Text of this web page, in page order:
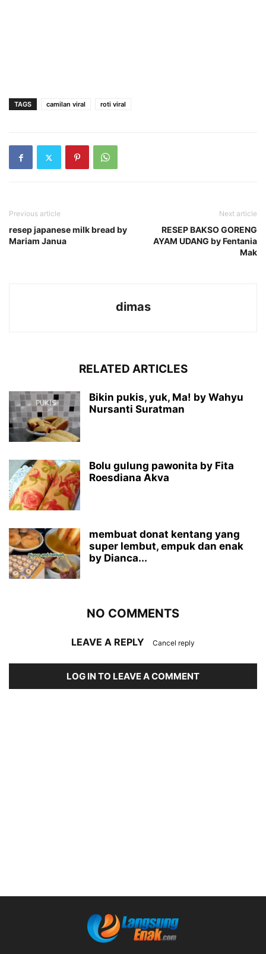
TAGS camilan viral roti viral
Previous article
resep japanese milk bread by
Mariam Janua
Next article
RESEP BAKSO GORENG
AYAM UDANG by Fentania
Mak
dimas
RELATED ARTICLES
Bikin pukis, yuk, Ma! by Wahyu
Nursanti Suratman
Bolu gulung pawonita by Fita
Roesdiana Akva
membuat donat kentang yang
super lembut, empuk dan enak
by Dianca...
NO COMMENTS
LEAVE A REPLY Cancel reply
LOG IN TO LEAVE A COMMENT